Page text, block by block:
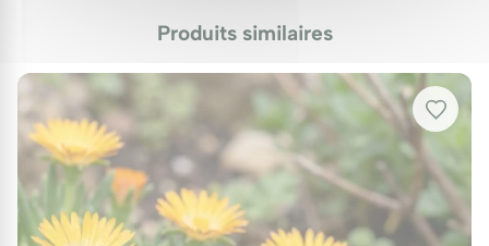
circulation de l'air et un estompage des plants trop
denses. En cas d'attaque de pucerons, une
pulvérisation d'eau savonneuse peut être bénéfique.
Protection hivernale
Dans les régions plus froides, un paillage est
Produits similaires